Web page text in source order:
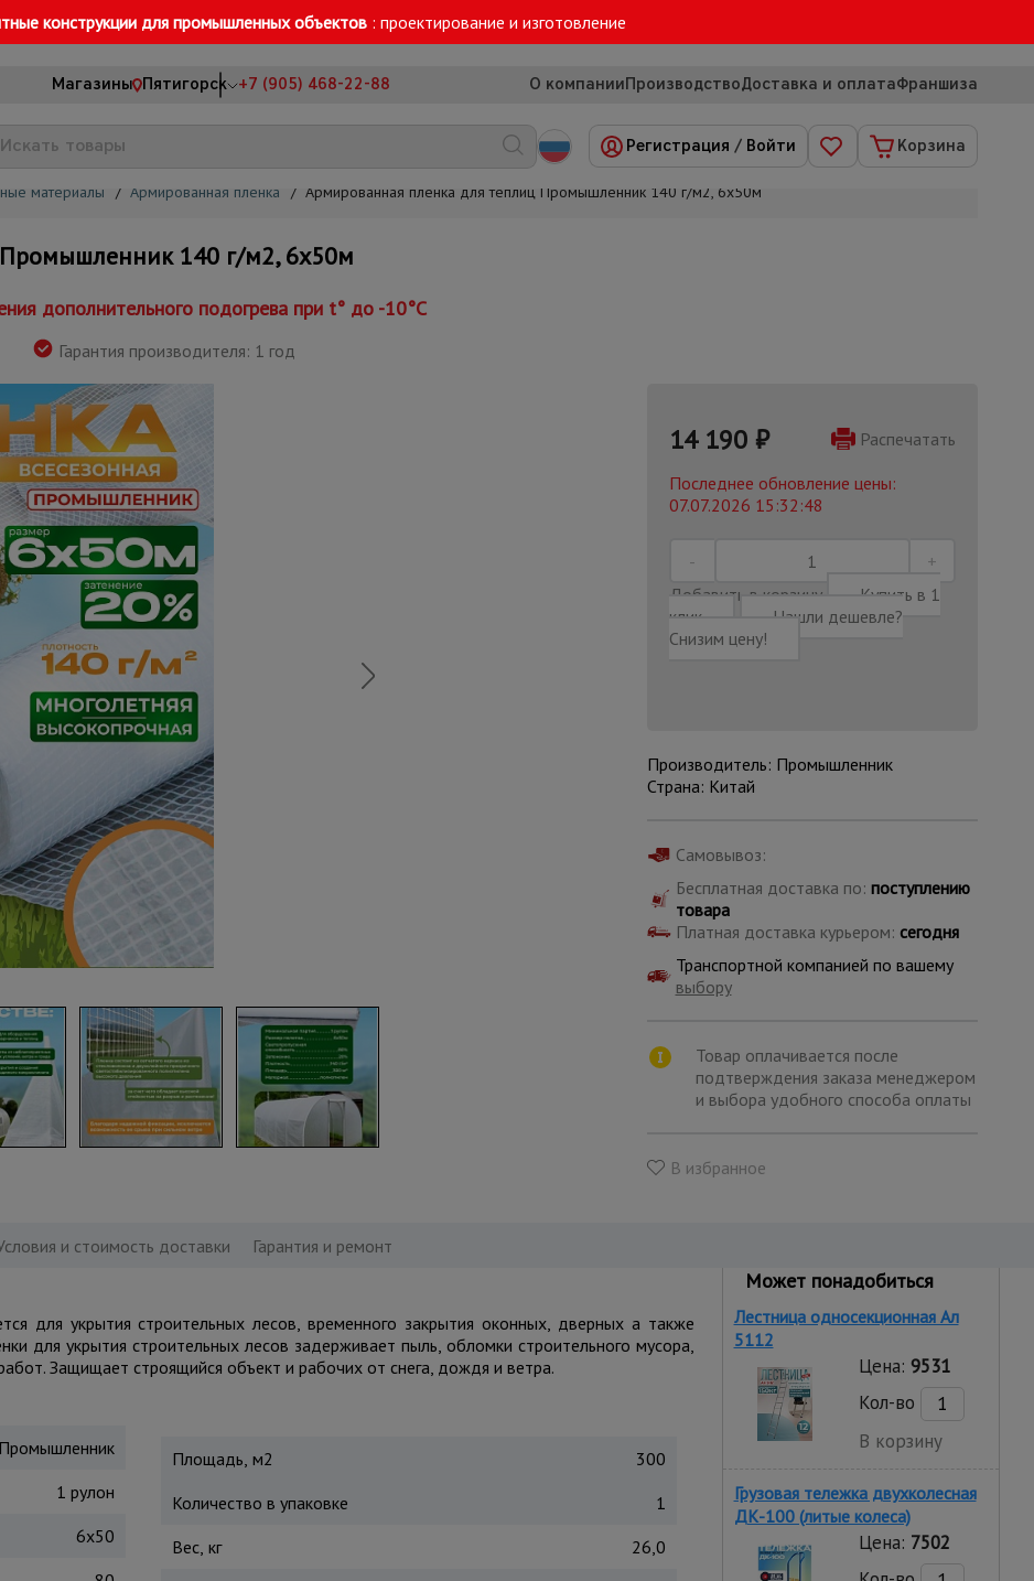
конструкции для промышленных объектов : проектирование и изготовление
Магазины Пятигорск +7 (905) 468-22-88 О компанииПроизводствоДоставка и оплатаФраншиза
арматурой
работ
всех
Регистрация / Войти Корзина
материалы / Армированная пленка / Армированная пленка для теплиц Промышленник 140 г/м2, 6х50м
140 г/м2, 6х50м
дополнительного подогрева при t° до -10°С
Гарантия производителя: 1 год
14 190 ₽
Распечатать
Последнее обновление цены:
07.07.2026 15:32:48
Добавить в корзину
Купить в 1
клик
Нашли дешевле?
Снизим цену!
Производитель: Промышленник
Страна: Китай
Самовывоз:
Бесплатная доставка по: поступлению
товара
Платная доставка курьером: сегодня
Транспортной компанией по вашему
выбору
Товар оплачивается после
подтверждения заказа менеджером
и выбора удобного способа оплаты
В избранное
и стоимость доставки Гарантия и ремонт
для укрытия строительных лесов, временного закрытия оконных, дверных а также
для укрытия строительных лесов задерживает пыль, обломки строительного мусора,
Защищает строящийся объект и рабочих от снега, дождя и ветра.
Промышленник
1 рулон
6х50
Площадь, м2
300
Количество в упаковке
1
Вес, кг
26,0
Может понадобиться
Лестница односекционная Ал
5112
Цена: 9531
Кол-во
В корзину
Грузовая тележка двухколесная
ДК-100 (литые колеса)
Цена: 7502